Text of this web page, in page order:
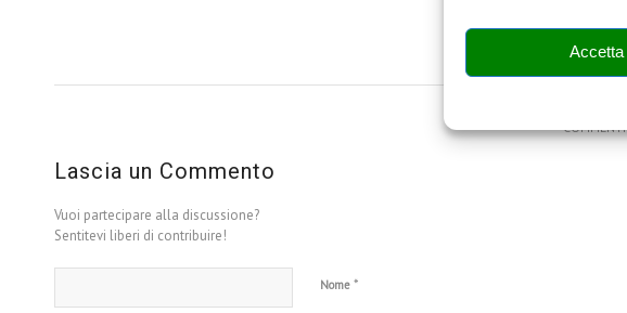
Accetta
0
COMMENTI
Lascia un Commento
Vuoi partecipare alla discussione?
Sentitevi liberi di contribuire!
Nome *